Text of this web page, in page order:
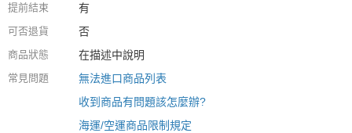
提前結束 有
可否退貨 否
商品狀態 在描述中說明
常見問題
無法進口商品列表
收到商品有問題該怎麼辦?
海運/空運商品限制規定